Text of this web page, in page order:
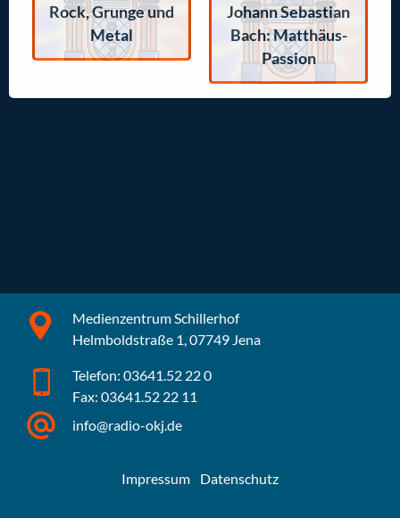
Rock, Grunge und
Metal
Johann Sebastian
Bach: Matthäus-
Passion
Medienzentrum Schillerhof
Helmboldstraße 1, 07749 Jena
Telefon: 03641.52 22 0
Fax: 03641.52 22 11
info@radio-okj.de
Impressum Datenschutz